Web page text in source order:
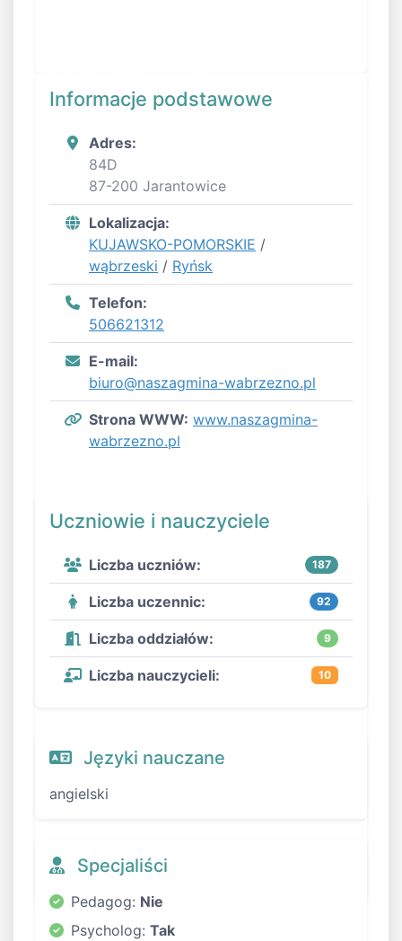
Informacje podstawowe
Adres:
84D
87-200 Jarantowice
Lokalizacja:
KUJAWSKO-POMORSKIE /
wąbrzeski / Ryńsk
Telefon:
506621312
E-mail:
biuro@naszagmina-wabrzezno.pl
Strona WWW: www.naszagmina-
wabrzezno.pl
Uczniowie i nauczyciele
Liczba uczniów: 187
Liczba uczennic: 92
Liczba oddziałów: 9
Liczba nauczycieli: 10
Języki nauczane
angielski
Specjaliści
Pedagog: Nie
Psycholog: Tak